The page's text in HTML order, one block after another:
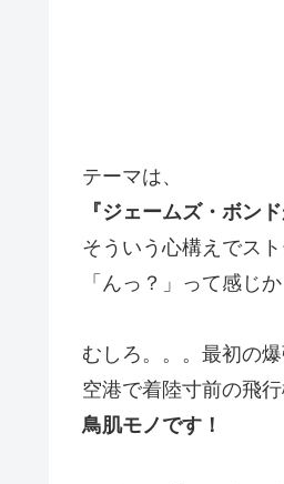
テーマは、
『ジェームズ・ボン
そういう心構えでス
「んっ？」って感じか
むしろ。。。最初の
空港で着陸寸前の飛
鳥肌モノです！